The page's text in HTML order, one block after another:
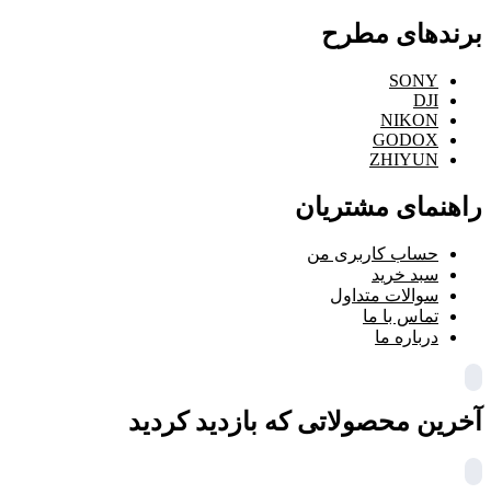
برندهای مطرح
SONY
DJI
NIKON
GODOX
ZHIYUN
راهنمای مشتریان
حساب کاربری من
سبد خرید
سوالات متداول
تماس با ما
درباره ما
آخرین محصولاتی که بازدید کردید